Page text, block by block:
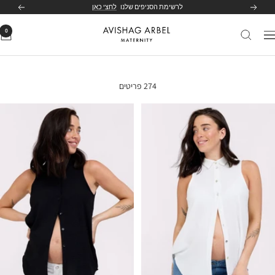
הקודם לרשימת הסניפים שלנו לחצי כאן הבא
ניווט
Avishag
0
274 פריטים